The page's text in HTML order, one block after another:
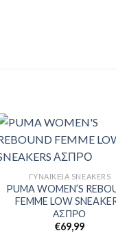
ΓΥΝΑΙΚΕΊΑ SNEAKERS
PUMA WOMEN’S
FEMME LOW
ΑΣΠΡΟ
€69,99